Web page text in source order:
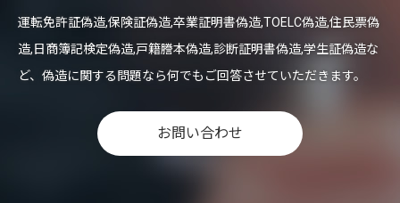
運転免許証偽造,保険証偽造,卒業証明書偽造,TOELC偽造,住民票偽
造,日商簿記検定偽造,戸籍謄本偽造,診断証明書偽造,学生証偽造な
ど、偽造に関する問題なら何でもご回答させていただきます。
お問い合わせ